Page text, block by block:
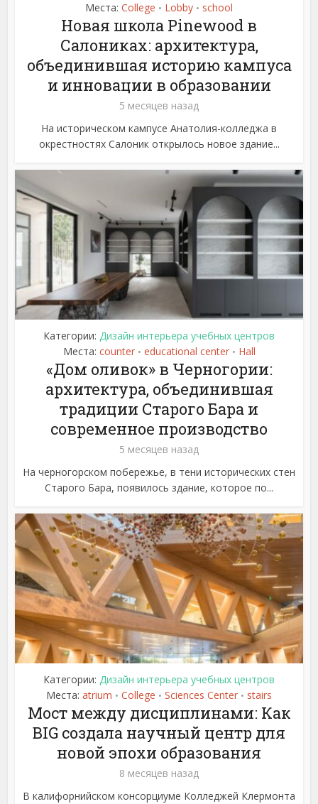
Места: College • Lobby • school
Новая школа Pinewood в
Салониках: архитектура,
объединившая историю кампуса
и инновации в образовании
5 месяцев назад
На историческом кампусе Анатолия-колледжа в
окрестностях Салоник открылось новое здание...
Категории: Дизайн интерьера учебных центров
Места: counter • educational center • Hall
«Дом оливок» в Черногории:
архитектура, объединившая
традиции Старого Бара и
современное производство
5 месяцев назад
На черногорском побережье, в тени исторических стен
Старого Бара, появилось здание, которое по...
Категории: Дизайн интерьера учебных центров
Места: atrium • College • Sciences Center • stairs
Мост между дисциплинами: Как
BIG создала научный центр для
новой эпохи образования
8 месяцев назад
В калифорнийском консорциуме Колледжей Клермонта